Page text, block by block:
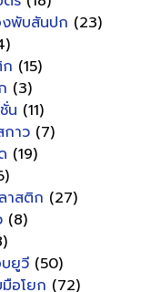
งพับสันปก (23)
(15)
(3)
น (11)
กาว (7)
(19)
าสติก (27)
(8)
บยูวี (50)
มือโยก (72)